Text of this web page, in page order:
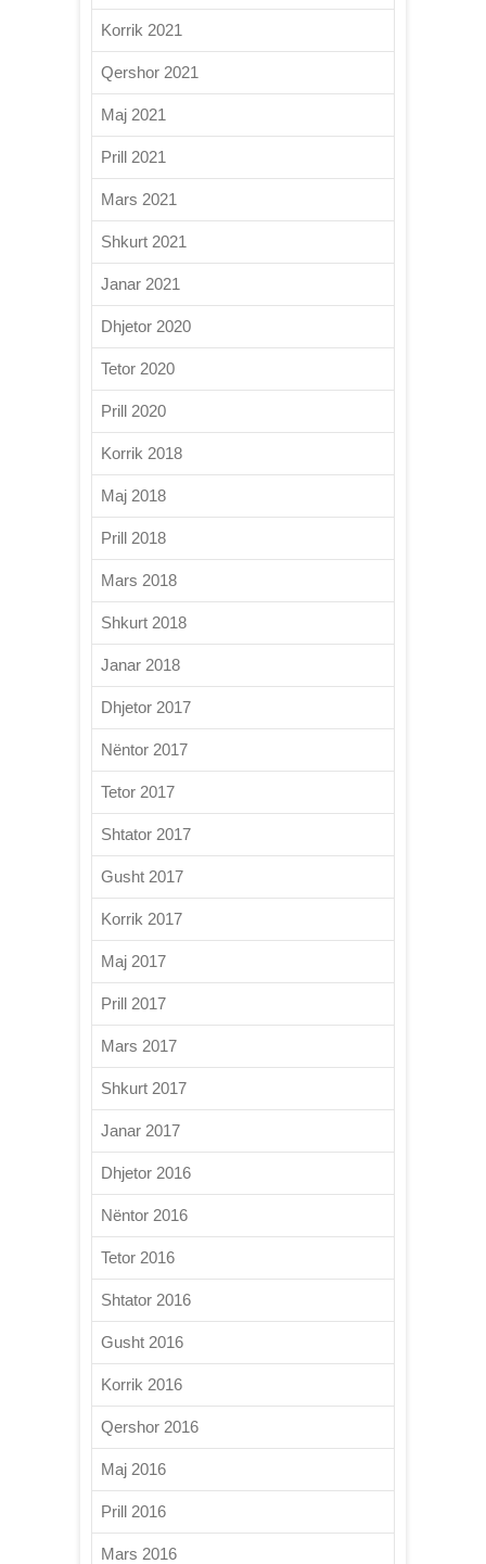
Korrik 2021
Qershor 2021
Maj 2021
Prill 2021
Mars 2021
Shkurt 2021
Janar 2021
Dhjetor 2020
Tetor 2020
Prill 2020
Korrik 2018
Maj 2018
Prill 2018
Mars 2018
Shkurt 2018
Janar 2018
Dhjetor 2017
Nëntor 2017
Tetor 2017
Shtator 2017
Gusht 2017
Korrik 2017
Maj 2017
Prill 2017
Mars 2017
Shkurt 2017
Janar 2017
Dhjetor 2016
Nëntor 2016
Tetor 2016
Shtator 2016
Gusht 2016
Korrik 2016
Qershor 2016
Maj 2016
Prill 2016
Mars 2016